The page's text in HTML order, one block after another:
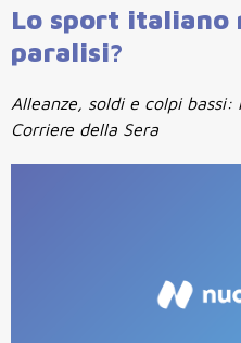
Lo sport italiano
paralisi?
Alleanze, soldi e colpi
Corriere della Sera